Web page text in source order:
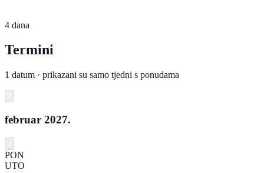
4 dana
Termini
1 datum · prikazani su samo tjedni s ponudama
februar 2027.
PON
UTO